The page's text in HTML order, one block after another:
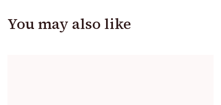
You may also like